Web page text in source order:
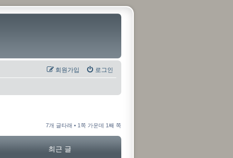
로그인
회원가입
7개 글타래 • 1쪽 가운데 1째 쪽
최근 글